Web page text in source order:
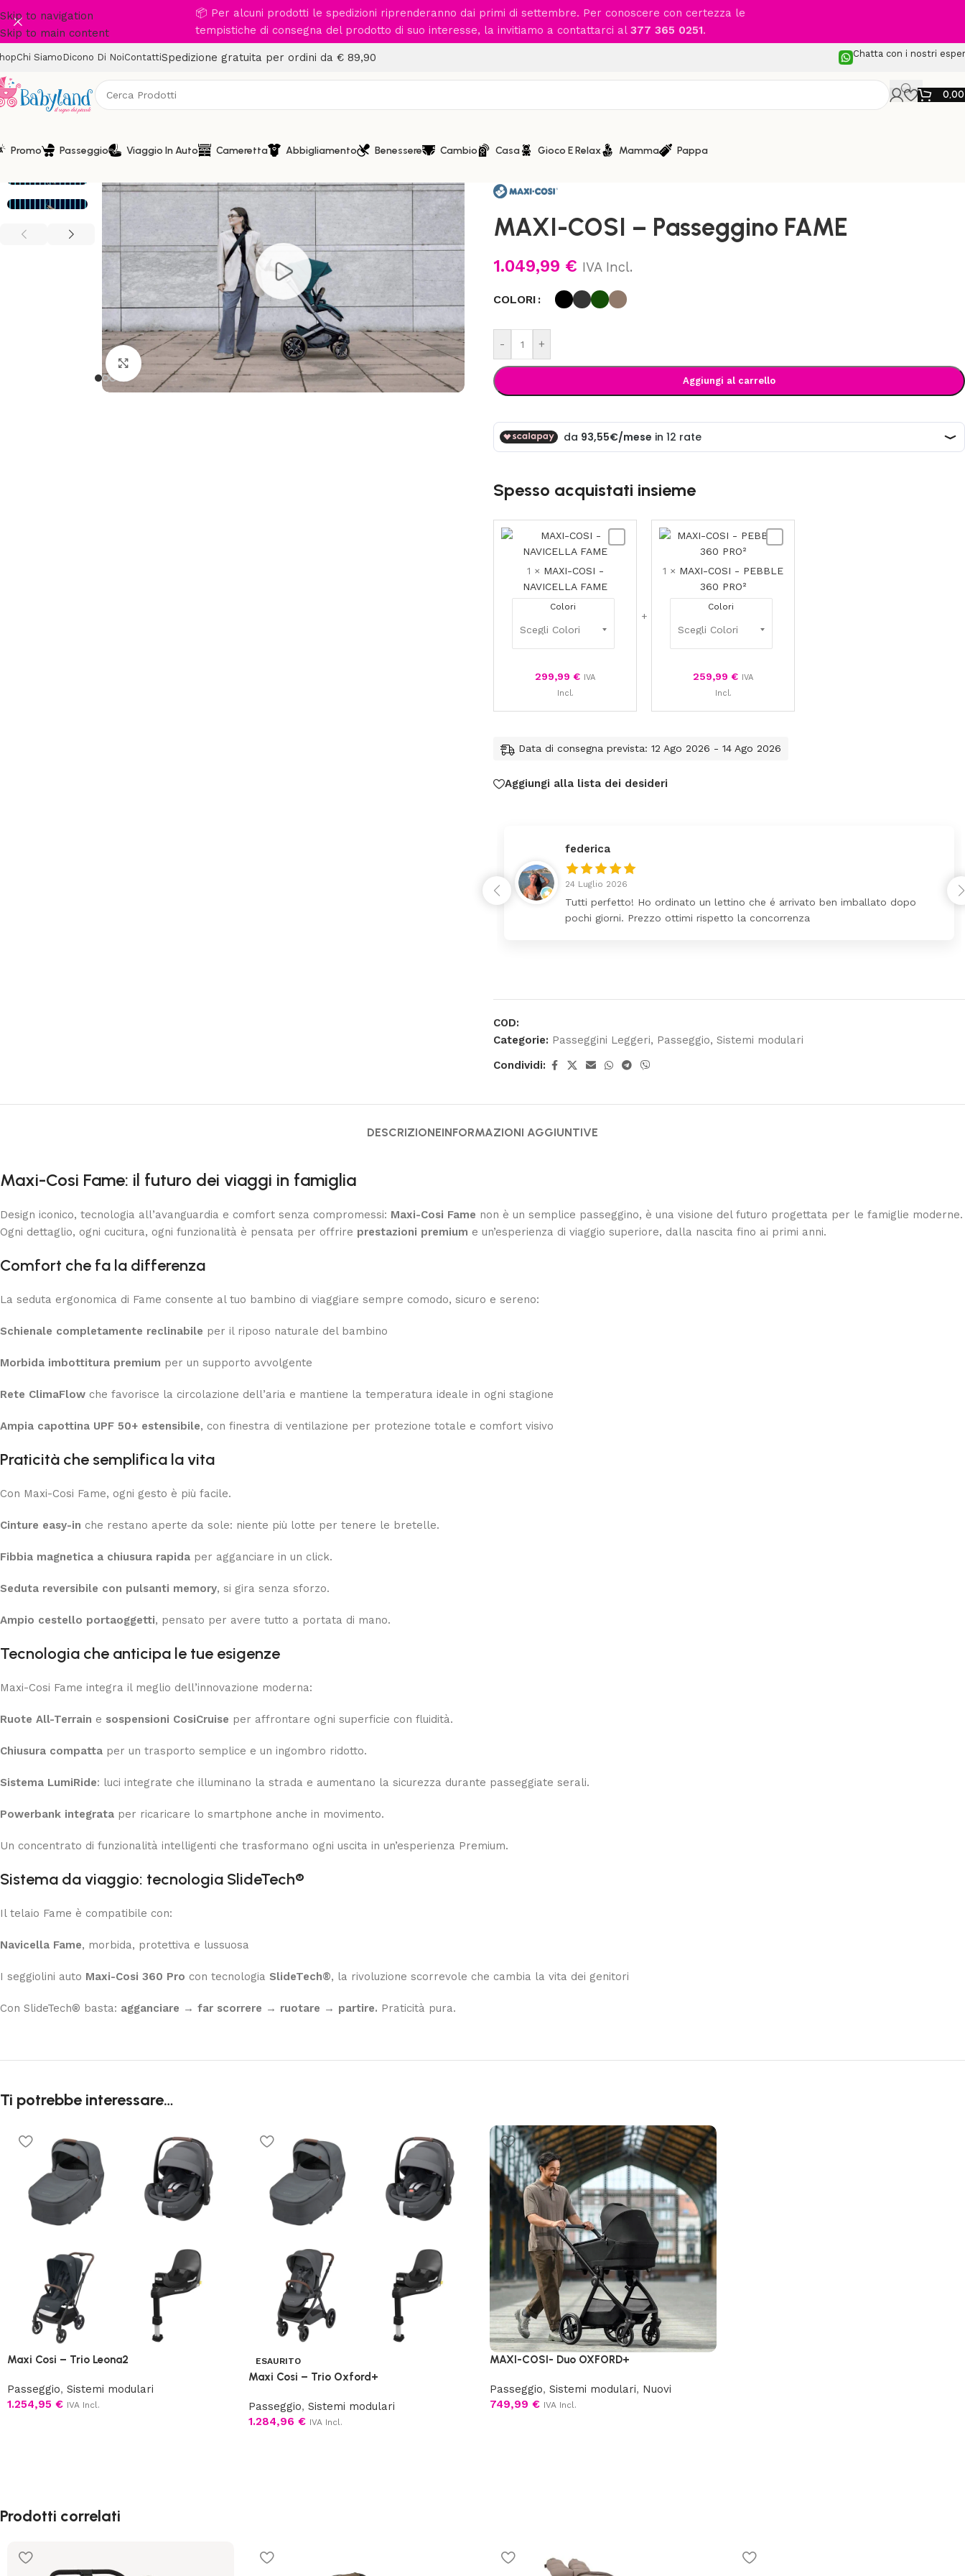
Skip to navigation
Skip to main content
📦 Per alcuni prodotti le spedizioni riprenderanno dai primi di settembre. Per conoscere con certezza le
tempistiche di consegna del prodotto di suo interesse, la invitiamo a contattarci al 377 365 0251.
Chi Siamo Dicono Di NoiContattiSpedizione gratuita per ordini da € 89,90 Chatta con i nostri
Promo Passeggio Viaggio In Auto Cameretta Abbigliamento Benessere Cambio Casa Gioco E Relax Mamma Pappa
Clicca per ingrandire
Home/Passeggio Passeggini Leggeri / MAXI-COSI – Passeggino FAME
MAXI-COSI – Passeggino FAME
1.049,99 € IVA Incl.
COLORI
- +
Aggiungi al carrello
Spesso acquistati insieme
FAME
1 × MAXI-COSI -
NAVICELLA FAME
Colori
299,99 € IVA
Incl.
-
360
1 × MAXI-COSI - PEBBLE
360 PRO²
Colori
259,99 € IVA
Incl.
Data di consegna prevista: 12 Ago 2026 - 14 Ago 2026
Aggiungi alla lista dei desideri
federica
24 Luglio 2026
Tutti perfetto! Ho ordinato un lettino che é arrivato ben imballato dopo
pochi giorni. Prezzo ottimi rispetto la concorrenza
COD:
Categorie: Passeggini Leggeri, Passeggio, Sistemi modulari
Condividi:
DESCRIZIONEINFORMAZIONI AGGIUNTIVE
Maxi-Cosi Fame: il futuro dei viaggi in famiglia
Design iconico, tecnologia all’avanguardia e comfort senza compromessi: Maxi-Cosi Fame non è un semplice passeggino, è una visione del futuro progettata per le famiglie moderne.
Ogni dettaglio, ogni cucitura, ogni funzionalità è pensata per offrire prestazioni premium e un’esperienza di viaggio superiore, dalla nascita fino ai primi anni.
Comfort che fa la differenza
La seduta ergonomica di Fame consente al tuo bambino di viaggiare sempre comodo, sicuro e sereno:
Schienale completamente reclinabile per il riposo naturale del bambino
Morbida imbottitura premium per un supporto avvolgente
Rete ClimaFlow che favorisce la circolazione dell’aria e mantiene la temperatura ideale in ogni stagione
Ampia capottina UPF 50+ estensibile, con finestra di ventilazione per protezione totale e comfort visivo
Praticità che semplifica la vita
Con Maxi-Cosi Fame, ogni gesto è più facile.
Cinture easy-in che restano aperte da sole: niente più lotte per tenere le bretelle.
Fibbia magnetica a chiusura rapida per agganciare in un click.
Seduta reversibile con pulsanti memory, si gira senza sforzo.
Ampio cestello portaoggetti, pensato per avere tutto a portata di mano.
Tecnologia che anticipa le tue esigenze
Maxi-Cosi Fame integra il meglio dell’innovazione moderna:
Ruote All-Terrain e sospensioni CosiCruise per affrontare ogni superficie con fluidità.
Chiusura compatta per un trasporto semplice e un ingombro ridotto.
Sistema LumiRide: luci integrate che illuminano la strada e aumentano la sicurezza durante passeggiate serali.
Powerbank integrata per ricaricare lo smartphone anche in movimento.
Un concentrato di funzionalità intelligenti che trasformano ogni uscita in un’esperienza Premium.
Sistema da viaggio: tecnologia SlideTech®
Il telaio Fame è compatibile con:
Navicella Fame, morbida, protettiva e lussuosa
I seggiolini auto Maxi-Cosi 360 Pro con tecnologia SlideTech®, la rivoluzione scorrevole che cambia la vita dei genitori
Con SlideTech® basta: agganciare → far scorrere → ruotare → partire. Praticità pura.
Ti potrebbe interessare…
Maxi Cosi – Trio Leona2
Passeggio, Sistemi modulari
1.254,95 € IVA Incl.
ESAURITO
Maxi Cosi – Trio Oxford+
Passeggio, Sistemi modulari
1.284,96 € IVA Incl.
MAXI-COSI- Duo OXFORD+
Passeggio, Sistemi modulari, Nuovi
749,99 € IVA Incl.
Prodotti correlati